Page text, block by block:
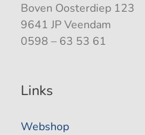
Boven Oosterdiep 123
9641 JP Veendam
0598 – 63 53 61
Links
Webshop